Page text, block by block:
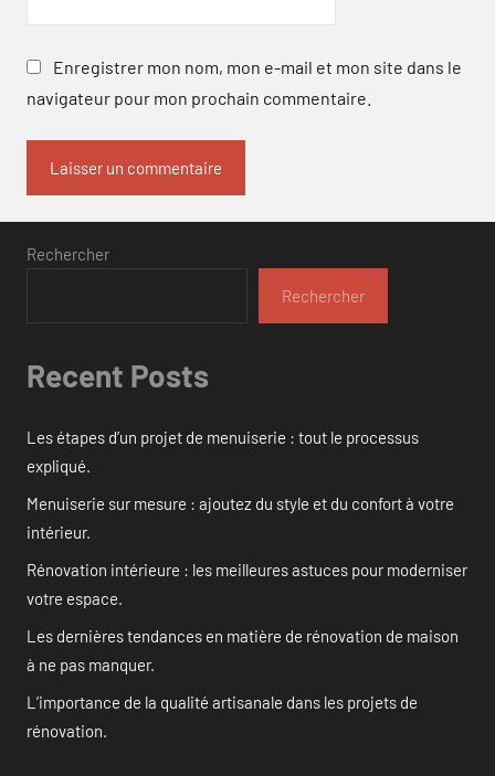
Enregistrer mon nom, mon e-mail et mon site dans le
navigateur pour mon prochain commentaire.
Rechercher
Rechercher
Recent Posts
Les étapes d’un projet de menuiserie : tout le processus
expliqué.
Menuiserie sur mesure : ajoutez du style et du confort à votre
intérieur.
Rénovation intérieure : les meilleures astuces pour moderniser
votre espace.
Les dernières tendances en matière de rénovation de maison
à ne pas manquer.
L’importance de la qualité artisanale dans les projets de
rénovation.